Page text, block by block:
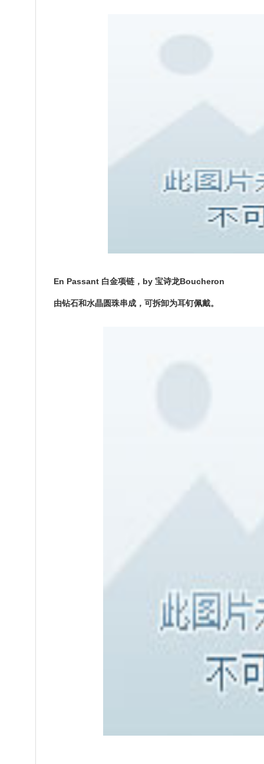
En Passant 白金项链，by 宝诗龙Boucheron
由钻石和水晶圆珠串成，可拆卸为耳钉佩戴。